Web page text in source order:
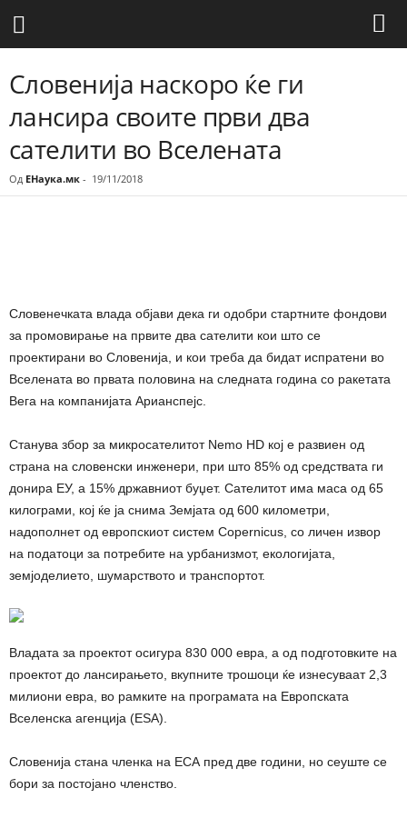
Словенија наскоро ќе ги
лансира своите први два
сателити во Вселената
Од ЕНаука.мк - 19/11/2018
Словенечката влада објави дека ги одобри стартните фондови
за промовирање на првите два сателити кои што се
проектирани во Словенија, и кои треба да бидат испратени во
Вселената во првата половина на следната година со ракетата
Вега на компанијата Арианспејс.
Станува збор за микросателитот Nemo HD кој е развиен од
страна на словенски инженери, при што 85% од средствата ги
донира ЕУ, а 15% државниот буџет. Сателитот има маса од 65
килограми, кој ќе ја снима Земјата од 600 километри,
надополнет од европскиот систем Copernicus, со личен извор
на податоци за потребите на урбанизмот, екологијата,
земјоделието, шумарството и транспортот.
Владата за проектот осигура 830 000 евра, а од подготовките на
проектот до лансирањето, вкупните трошоци ќе изнесуваат 2,3
милиони евра, во рамките на програмата на Европската
Вселенска агенција (ESA).
Словенија стана членка на ЕСА пред две години, но сеуште се
бори за постојано членство.